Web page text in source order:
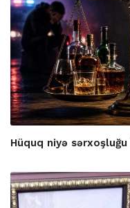
Hüquq niyə sərxoşluğu